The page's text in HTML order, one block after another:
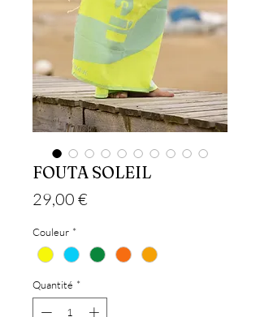
FOUTA SOLEIL
29,00 €
Couleur *
Quantité *